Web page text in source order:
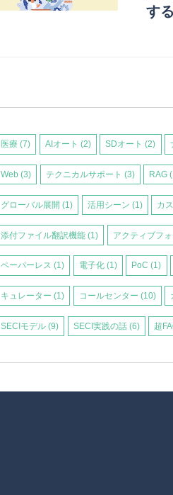
す
医療(7) AIオート (2) SDオート(2)
Web(3) テクニカルサポート (3) RAG
グローバル展開(1) 活用シーン (1) カ
添付ファイル翻訳機能(1) アクティブフ
ペーパーレス(1) 電子化 (1) PoC(1)
キュレーター(1) コールセンター (10)
SECIモデル(9) SECI実践の話 (6) 超